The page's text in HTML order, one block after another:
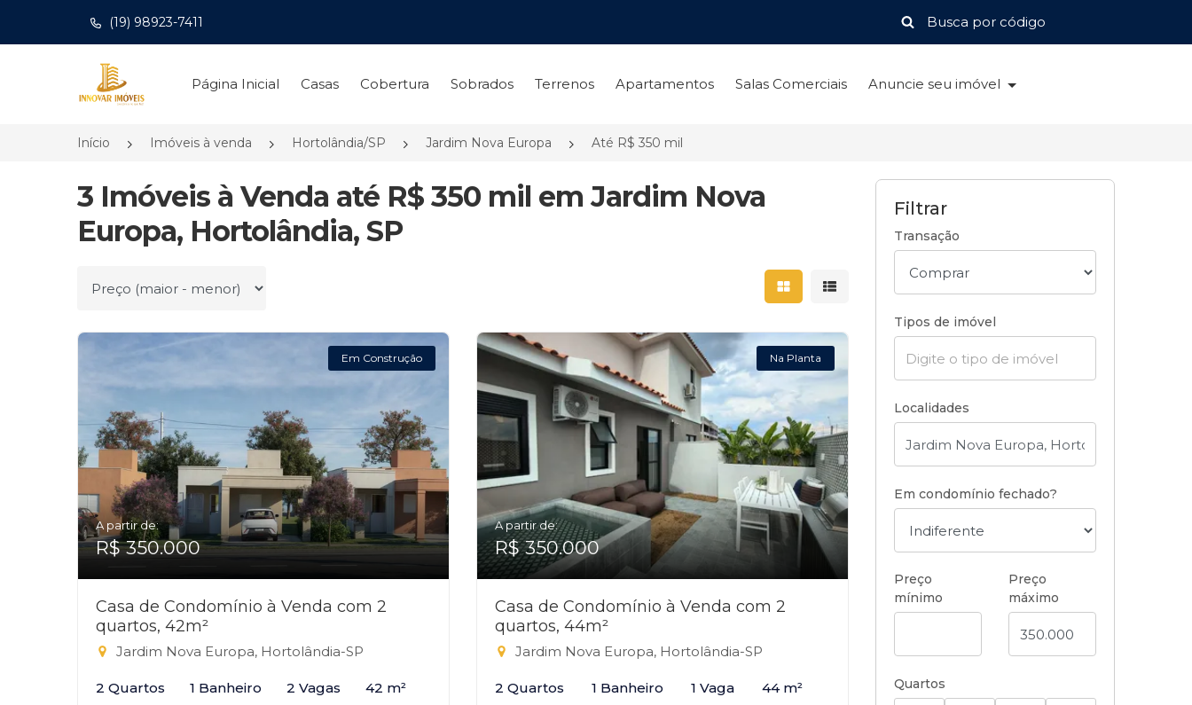
(19) 98923-7411
Página inicial
Página Inicial Casas Cobertura Sobrados Terrenos Apartamentos Salas Comerciais Anuncie seu imóvel
Início Imóveis à venda Hortolândia/SP Jardim Nova Europa Até R$ 350 mil
3 Imóveis à Venda até R$ 350 mil em Jardim Nova
Europa, Hortolândia, SP
Ordenar por Mostrar resultados em grade
Mostrar resultados em lista
Em Construção
A partir de:
R$ 350.000
Casa de Condomínio à Venda com 2
quartos, 42m²
Jardim Nova Europa, Hortolândia-SP
2 Quartos 1 Banheiro 2 Vagas 42 m²
Na Planta
A partir de:
R$ 350.000
Casa de Condomínio à Venda com 2
quartos, 44m²
Jardim Nova Europa, Hortolândia-SP
2 Quartos 1 Banheiro 1 Vaga 44 m²
Filtrar
Transação
Tipos de imóvel
Localidades
Em condomínio fechado?
Preço
mínimo
Preço
máximo
Quartos